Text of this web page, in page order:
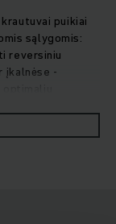
puikiai
sąlygomis:
reversiniu
įkalnėse -
srauto tūris
sunkūs darbai